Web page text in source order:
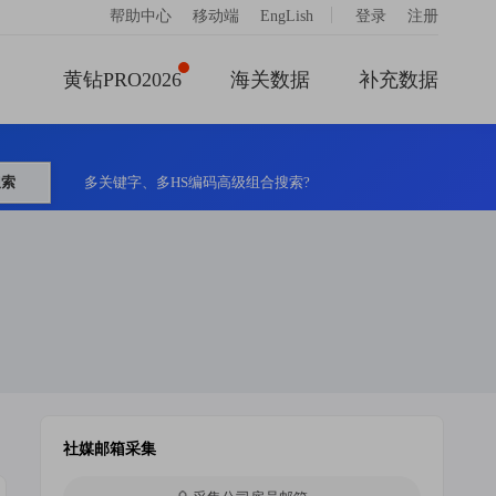
帮助中心 移动端 EngLish 登录 注册
黄钻PRO2026 海关数据 补充数据
多关键字、多HS编码高级组合搜索?
社媒邮箱采集